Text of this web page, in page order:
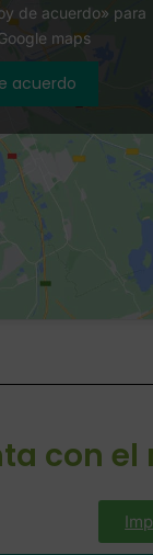
de acuerdo» para
maps
acuerdo
con